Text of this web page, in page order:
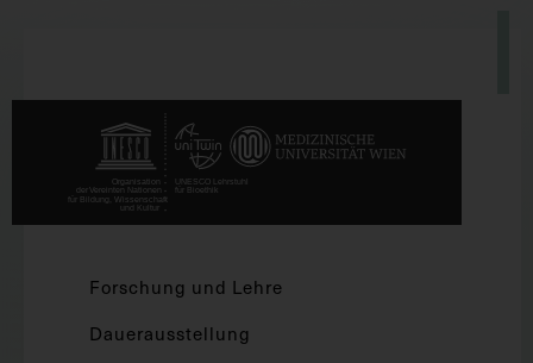
Forschung und Lehre
Dauerausstellung